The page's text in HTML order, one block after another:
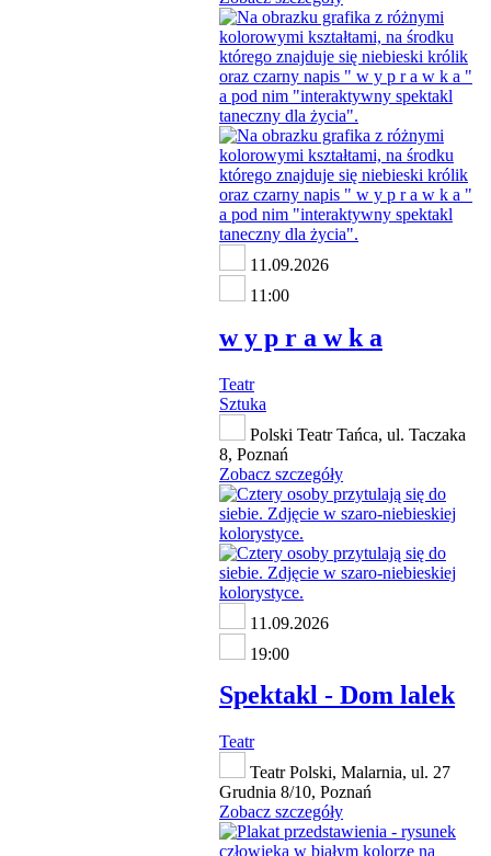
11.09.2026
11:00
w y p r a w k a
Teatr
Sztuka
Polski Teatr Tańca, ul. Taczaka
8, Poznań
Zobacz szczegóły
11.09.2026
19:00
Spektakl - Dom lalek
Teatr
Teatr Polski, Malarnia, ul. 27
Grudnia 8/10, Poznań
Zobacz szczegóły